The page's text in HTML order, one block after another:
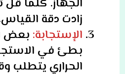
الجهاز. كلما قل
زادت دقة
الإستجابة: بعض
بطئ في
الحراري يتطلب